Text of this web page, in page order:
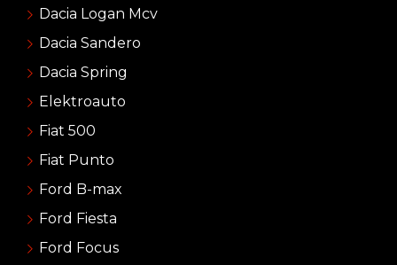
Dacia Logan Mcv
Dacia Sandero
Dacia Spring
Elektroauto
Fiat 500
Fiat Punto
Ford B-max
Ford Fiesta
Ford Focus